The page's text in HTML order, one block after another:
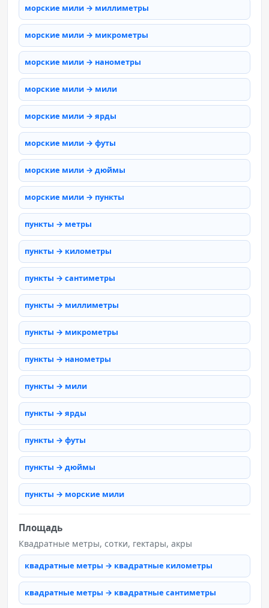
морские мили → миллиметры
морские мили → микрометры
морские мили → нанометры
морские мили → мили
морские мили → ярды
морские мили → футы
морские мили → дюймы
морские мили → пункты
пункты → метры
пункты → километры
пункты → сантиметры
пункты → миллиметры
пункты → микрометры
пункты → нанометры
пункты → мили
пункты → ярды
пункты → футы
пункты → дюймы
пункты → морские мили
Площадь
Квадратные метры, сотки, гектары, акры
квадратные метры → квадратные километры
квадратные метры → квадратные сантиметры